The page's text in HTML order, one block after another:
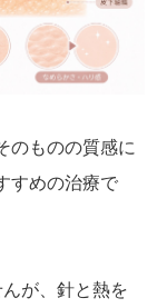
のものの質感に
すめの治療で
が、針と熱を